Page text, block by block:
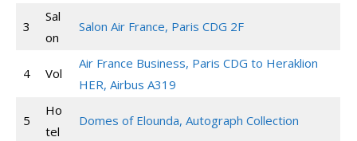
3
Sal
on
Salon Air France, Paris CDG 2F
4 Vol
Air France Business, Paris CDG to Heraklion
HER, Airbus A319
5
Ho
tel
Domes of Elounda, Autograph Collection